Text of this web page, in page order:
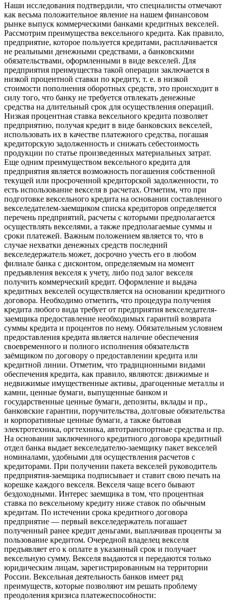
Наши исследования подтвердили, что специалисты отмечают
как весьма положительное явление на нашем финансовом
рынке выпуск коммерческими банками кредитных векселей.
Рассмотрим преимущества вексельного кредита. Как правило,
предприятие, которое пользуется кредитами, расплачивается
не реальными денежными средствами, а банковскими
обязательствами, оформленными в виде векселей. Для
предприятия преимущества такой операции заключается в
низкой процентной ставки по кредиту, т. е. в низкой
стоимости пополнения оборотных средств, это происходит в
силу того, что банку не требуется отвлекать денежные
средства на длительный срок для осуществления операций.
Низкая процентная ставка вексельного кредита позволяет
предприятию, получая кредит в виде банковских векселей,
использовать их в качестве платежного средства, погашая
кредиторскую задолженность и снижать себестоимость
продукции по статье произведенных материальных затрат.
Еще одним преимуществом вексельного кредита для
предприятия является возможность погашения собственной
текущей или просроченной кредиторской задолженности, то
есть использование векселя в расчетах. Отметим, что при
подготовке вексельного кредита на основании составленного
векселедателем-заемщиком списка кредиторов определяется
перечень предприятий, расчеты с которыми предполагается
осуществлять векселями, а также предполагаемые суммы и
сроки платежей. Важным положением является то, что в
случае нехватки денежных средств последний
векселедержатель может, досрочно учесть его в любом
филиале банка с дисконтом, определяемым на момент
предъявления векселя к учету, либо под залог векселя
получить коммерческий кредит. Оформление и выдача
кредитных векселей осуществляется на основании кредитного
договора. Необходимо отметить, что процедура получения
кредита любого вида требует от предприятия векселедателя-
заемщика предоставление необходимых гарантий возврата
суммы кредита и процентов по нему. Обязательным условием
предоставления кредита является наличие обеспечения
своевременного и полного исполнения обязательств
заёмщиком по договору о предоставлении кредита или
кредитной линии. Отметим, что традиционными видами
обеспечения кредита, как правило, являются: движимые и
недвижимые имущественные активы, драгоценные металлы и
камни, ценные бумаги, выпущенные банком и
государственные ценные бумаги, депозиты, вклады и пр.,
банковские гарантии, поручительства, долговые обязательства
и корпоративные ценные бумаги, а также бытовая
электротехника, оргтехника, автотранспортные средства и пр.
На основании заключенного кредитного договора кредитный
отдел банка выдает векселедателю-заемщику пакет векселей
номиналами, удобными для осуществления расчетов с
кредиторами. При получении пакета векселей руководитель
предприятия-заемщика подписывает и ставит свою печать на
корешке каждого векселя. Векселя чаще всего бывают
бездоходными. Интерес заемщика в том, что процентная
ставка по вексельному кредиту ниже ставок по обычным
кредитам. По истечении срока кредитного договора
предприятие — первый векселедержатель погашает
полученный ранее кредит деньгами, выплачивая проценты за
пользование кредитом. Очередной владелец векселя
предъявляет его к оплате в указанный срок и получает
вексельную сумму. Векселя выдаются и передаются только
юридическим лицам, зарегистрированным на территории
России. Вексельная деятельность банков имеет ряд
преимуществ, которые позволяют им решать проблему
преодоления кризиса платежеспособности: